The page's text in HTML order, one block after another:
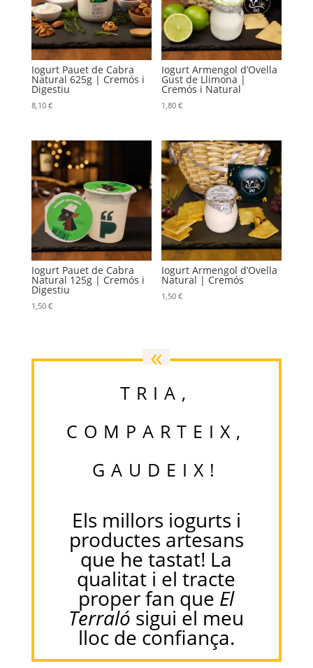
Iogurt Pauet de Cabra
Natural 625g | Cremós i
Digestiu
8,10 €
Iogurt Armengol d’Ovella
Gust de Llimona |
Cremós i Natural
1,80€
Iogurt Pauet de Cabra
Natural 125g | Cremós i
Digestiu
1,50 €
Iogurt Armengol d’Ovella
Natural | Cremós
1,50€
«
TRIA,
COMPARTEIX,
GAUDEIX !
Els millors iogurts i
productes artesans
que he tastat! La
qualitat i el tracte
proper fan que El
Terraló sigui el meu
lloc de confiança.